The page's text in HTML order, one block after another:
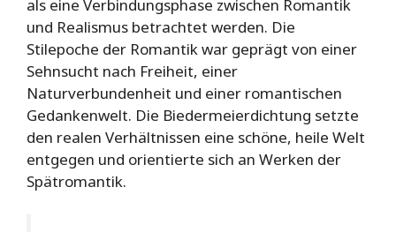
als eine Verbindungsphase zwischen Romantik
und Realismus betrachtet werden. Die
Stilepoche der Romantik war geprägt von einer
Sehnsucht nach Freiheit, einer
Naturverbundenheit und einer romantischen
Gedankenwelt. Die Biedermeierdichtung setzte
den realen Verhältnissen eine schöne, heile Welt
entgegen und orientierte sich an Werken der
Spätromantik.